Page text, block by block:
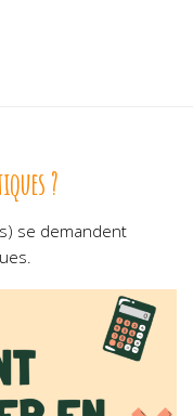
?
se demandent